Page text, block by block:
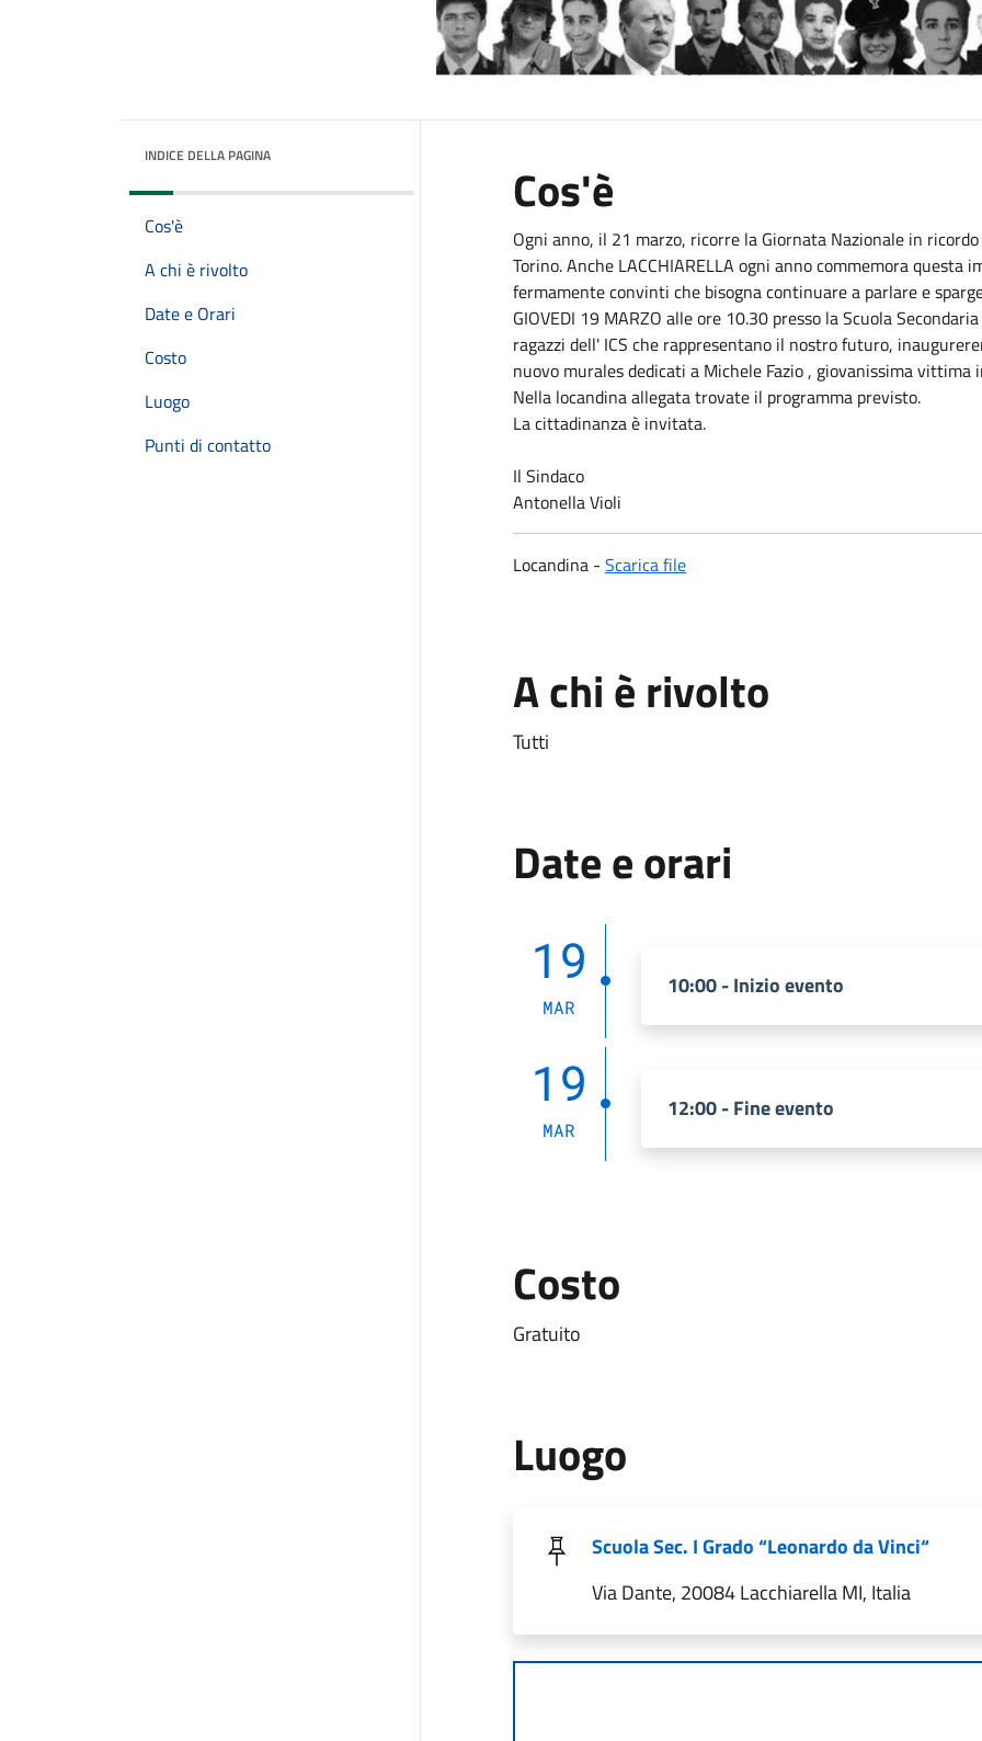
INDICE DELLA PAGINA
Cos'è
A chi è rivolto
Date e Orari
Costo
Luogo
Punti di contatto
Cos'è
Ogni anno, il 21 marzo, ricorre la Giornata Nazionale in
Torino. Anche LACCHIARELLA ogni anno commemora
fermamente convinti che bisogna continuare a parlare e
GIOVEDI 19 MARZO alle ore 10.30 presso la Scuola
ragazzi dell' ICS che rappresentano il nostro futuro,
nuovo murales dedicati a Michele Fazio , giovanissima
Nella locandina allegata trovate il programma previsto.
La cittadinanza è invitata.
Il Sindaco
Antonella Violi
Locandina - Scarica file
A chi è rivolto
Tutti
Date e orari
19
MAR
10:00 - Inizio evento
19
MAR
12:00 - Fine evento
Costo
Gratuito
Luogo
Scuola Sec. I Grado “Leonardo da Vinci“
Via Dante, 20084 Lacchiarella MI, Italia